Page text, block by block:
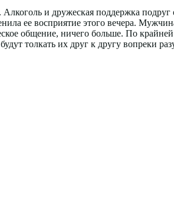
и дружеская поддержка
ее восприятие этого вечера.
общение, ничего больше. По
толкать их друг к другу вопреки